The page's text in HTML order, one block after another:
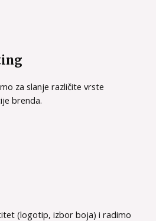
za slanje različite vrste
brenda.
(logotip, izbor boja) i radimo